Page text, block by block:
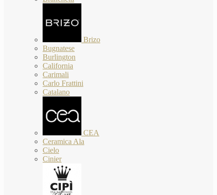
Brizo
Bugnatese
Burlington
California
Carimali
Carlo Frattini
Catalano
CEA
Ceramica Ala
Cielo
Cinier